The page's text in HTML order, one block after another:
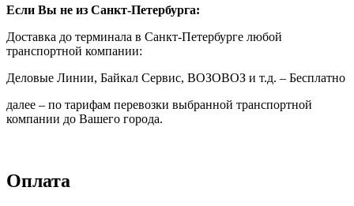
Если Вы не из Санкт-Петербурга:
Доставка до терминала в Санкт-Петербурге любой
транспортной компании:
Деловые Линии, Байкал Сервис, ВОЗОВОЗ и т.д. – Бесплатно
далее – по тарифам перевозки выбранной транспортной
компании до Вашего города.
Оплата